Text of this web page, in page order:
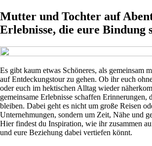
Mutter und Tochter auf
Erlebnisse, die eure Bindung
Es gibt kaum etwas Schöneres, als gemeinsam
auf Entdeckungstour zu gehen. Ob ihr euch
oder euch im hektischen Alltag wieder
gemeinsame Erlebnisse schaffen Erinnerungen,
bleiben. Dabei geht es nicht um große Reisen
Unternehmungen, sondern um Zeit, Nähe und
Hier findest du Inspiration, wie ihr zusammen
und eure Beziehung dabei vertiefen könnt.